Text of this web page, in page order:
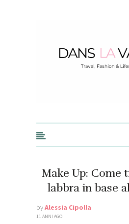
Make Up: Come
labbra in base
byAlessia Cipolla
11 ANNI AGO